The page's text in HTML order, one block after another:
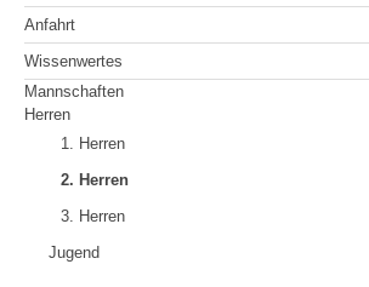
Anfahrt
Wissenwertes
Mannschaften
Herren
1. Herren
2. Herren
3. Herren
Jugend